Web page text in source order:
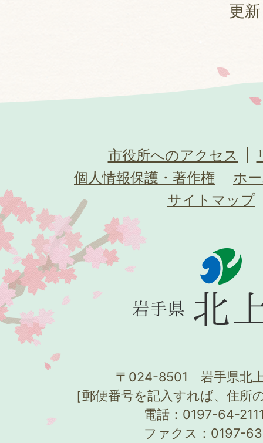
更
市役所へのアクセス
個人情報保護・著作権
ホ
サイトマップ
〒024-8501 岩手県北
［郵便番号を記入すれば、住所
電話：0197-64-
ファクス：0197-